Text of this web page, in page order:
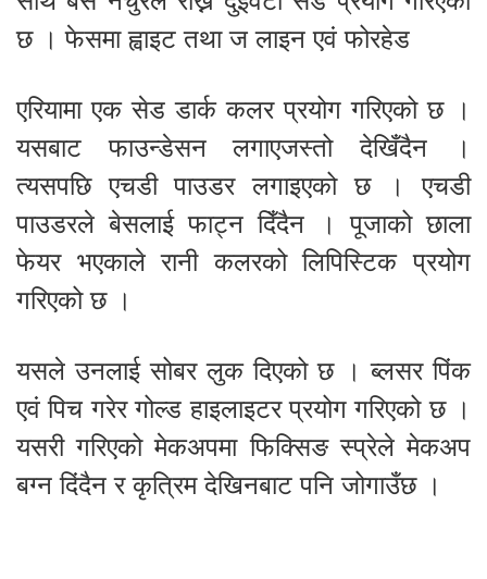
छ । फेसमा ह्वाइट तथा ज लाइन एवं फोरहेड
एरियामा एक सेड डार्क कलर प्रयोग गरिएको छ ।
यसबाट फाउन्डेसन लगाएजस्तो देखिँदैन ।
त्यसपछि एचडी पाउडर लगाइएको छ । एचडी
पाउडरले बेसलाई फाट्न दिँदैन । पूजाको छाला
फेयर भएकाले रानी कलरको लिपिस्टिक प्रयोग
गरिएको छ ।
यसले उनलाई सोबर लुक दिएको छ । ब्लसर पिंक
एवं पिच गरेर गोल्ड हाइलाइटर प्रयोग गरिएको छ ।
यसरी गरिएको मेकअपमा फिक्सिङ स्प्रेले मेकअप
बग्न दिंदैन र कृत्रिम देखिनबाट पनि जोगाउँछ ।